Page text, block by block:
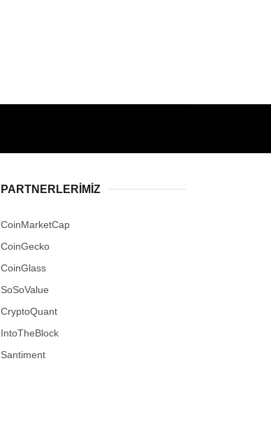
PARTNERLERIMIZ
CoinMarketCap
CoinGecko
CoinGlass
SoSoValue
CryptoQuant
IntoTheBlock
Santiment